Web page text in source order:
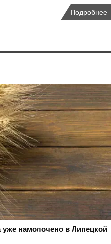
Подробнее
намолочено в Липецкой